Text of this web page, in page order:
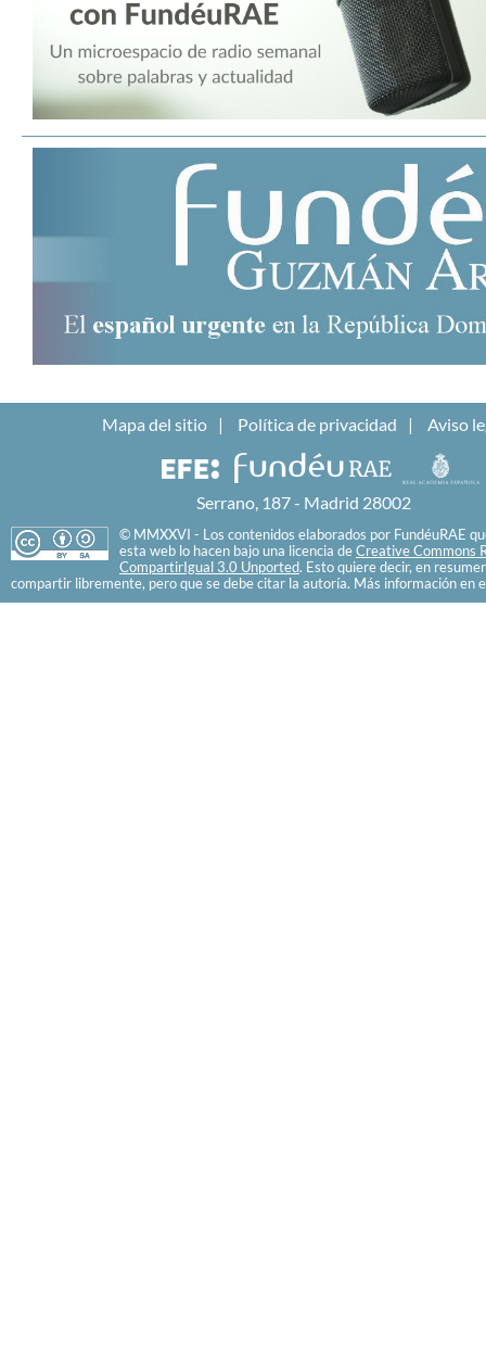
Mapa del sitio Política de privacidad Aviso
Serrano, 187 - Madrid 28002
© MMXXVI - Los contenidos elaborados por FundéuRAE
esta web lo hacen bajo una licencia de Creative Commons
CompartirIgual 3.0 Unported. Esto quiere decir, en
compartir libremente, pero que se debe citar la autoría. Más información en